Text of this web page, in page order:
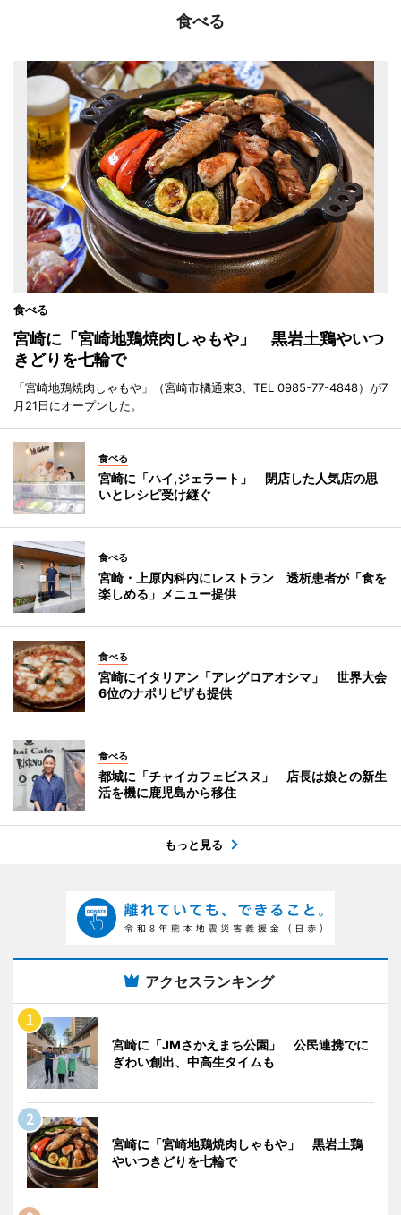
食べる
食べる
宮崎に「宮崎地鶏焼肉しゃもや」 黒岩土鶏やいつ
きどりを七輪で
「宮崎地鶏焼肉しゃもや」（宮崎市橘通東3、TEL 0985-77-4848）が7
月21日にオープンした。
食べる
宮崎に「ハイ,ジェラート」 閉店した人気店の思
いとレシピ受け継ぐ
食べる
宮崎・上原内科内にレストラン 透析患者が「食を
楽しめる」メニュー提供
食べる
宮崎にイタリアン「アレグロアオシマ」 世界大会
6位のナポリピザも提供
食べる
都城に「チャイカフェビスヌ」 店長は娘との新生
活を機に鹿児島から移住
もっと見る
アクセスランキング
宮崎に「JMさかえまち公園」 公民連携でに
ぎわい創出、中高生タイムも
宮崎に「宮崎地鶏焼肉しゃもや」 黒岩土鶏
やいつきどりを七輪で